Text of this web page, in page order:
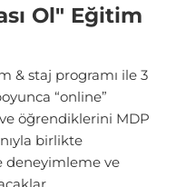
Ol" Eğitim
& staj programı ile 3
“online”
öğrendiklerini MDP
birlikte
deneyimleme ve